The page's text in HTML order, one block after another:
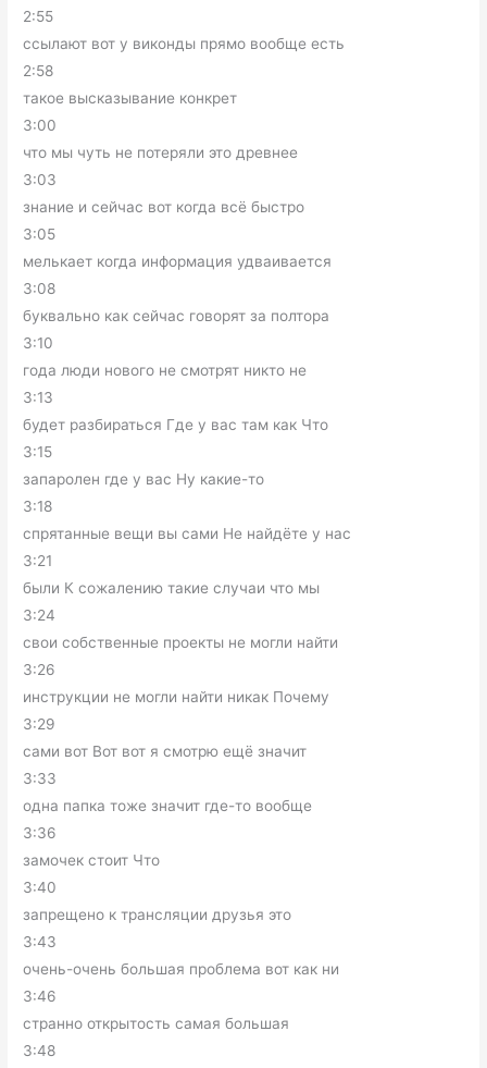
2:55
ссылают вот у виконды прямо вообще есть
2:58
такое высказывание конкрет
3:00
что мы чуть не потеряли это древнее
3:03
знание и сейчас вот когда всё быстро
3:05
мелькает когда информация удваивается
3:08
буквально как сейчас говорят за полтора
3:10
года люди нового не смотрят никто не
3:13
будет разбираться Где у вас там как Что
3:15
запаролен где у вас Ну какие-то
3:18
спрятанные вещи вы сами Не найдёте у нас
3:21
были К сожалению такие случаи что мы
3:24
свои собственные проекты не могли найти
3:26
инструкции не могли найти никак Почему
3:29
сами вот Вот вот я смотрю ещё значит
3:33
одна папка тоже значит где-то вообще
3:36
замочек стоит Что
3:40
запрещено к трансляции друзья это
3:43
очень-очень большая проблема вот как ни
3:46
странно открытость самая большая
3:48